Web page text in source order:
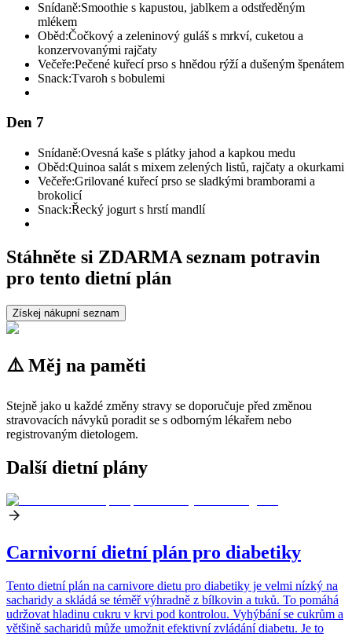
Snídaně:Smoothie s kapustou, jablkem a odstředěným
mlékem
Oběd:Čočkový a zeleninový guláš s mrkví, cuketou a
konzervovanými rajčaty
Večeře:Pečené kuřecí prso s hnědou rýží a dušeným špenátem
Snack:Tvaroh s bobulemi
Den 7
Snídaně:Ovesná kaše s plátky jahod a kapkou medu
Oběd:Quinoa salát s mixem zelených listů, rajčaty a okurkami
Večeře:Grilované kuřecí prso se sladkými bramborami a
brokolicí
Snack:Řecký jogurt s hrstí mandlí
Stáhněte si ZDARMA seznam potravin
pro tento dietní plán
Získej nákupní seznam
⚠️ Měj na paměti
Stejně jako u každé změny stravy se doporučuje před změnou
stravovacích návyků poradit se s odborným lékařem nebo
registrovaným dietologem.
Další dietní plány
Carnivorní dietní plán pro diabetiky
Tento dietní plán na carnivore dietu pro diabetiky je velmi nízký na
sacharidy a skládá se téměř výhradně z bílkovin a tuků. To pomáhá
udržovat hladinu cukru v krvi pod kontrolou. Vyhýbání se cukrům a
většině sacharidů může umožnit efektivní zvládání diabetu. Je to